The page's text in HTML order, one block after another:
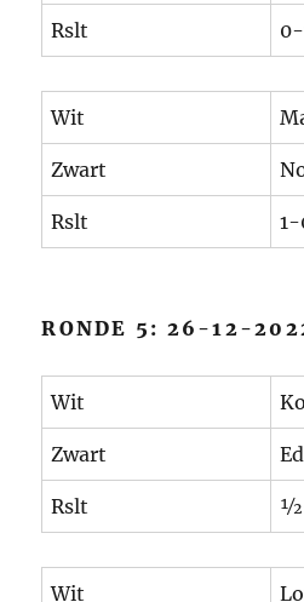
Rslt
Wit
Zwart
Rslt
RONDE 5: 26-12-
Wit
Zwart
Rslt
Wit